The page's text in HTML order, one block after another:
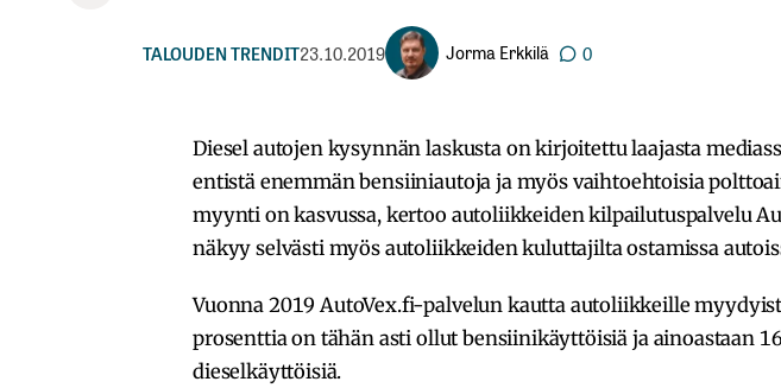
TALOUDEN TRENDIT23.10.2019 Jorma Erkkilä 0
Diesel autojen kysynnän laskusta on kirjoitettu laajasta
entistä enemmän bensiiniautoja ja myös vaihtoehtoisia
myynti on kasvussa, kertoo autoliikkeiden kilpailutuspalvelu
näkyy selvästi myös autoliikkeiden kuluttajilta ostamissa
Vuonna 2019 AutoVex.fi-palvelun kautta autoliikkeille
prosenttia on tähän asti ollut bensiinikäyttöisiä ja ainoastaan
dieselkäyttöisiä.